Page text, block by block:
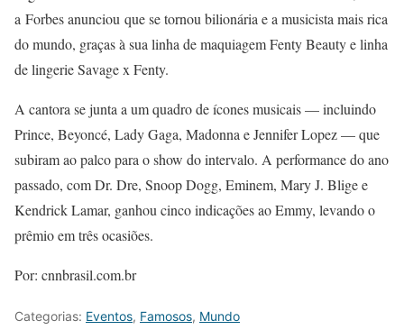
a Forbes anunciou que se tornou bilionária e a musicista mais rica
do mundo, graças à sua linha de maquiagem Fenty Beauty e linha
de lingerie Savage x Fenty.
A cantora se junta a um quadro de ícones musicais — incluindo
Prince, Beyoncé, Lady Gaga, Madonna e Jennifer Lopez — que
subiram ao palco para o show do intervalo. A performance do ano
passado, com Dr. Dre, Snoop Dogg, Eminem, Mary J. Blige e
Kendrick Lamar, ganhou cinco indicações ao Emmy, levando o
prêmio em três ocasiões.
Por: cnnbrasil.com.br
Categorias: Eventos, Famosos, Mundo